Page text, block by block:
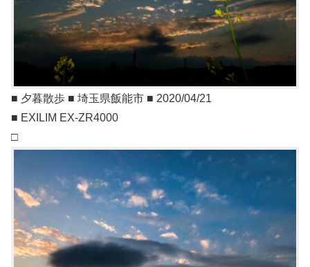
■ 夕暮散歩 ■ 埼玉県飯能市 ■ 2020/04/21
■ EXILIM EX-ZR4000
□